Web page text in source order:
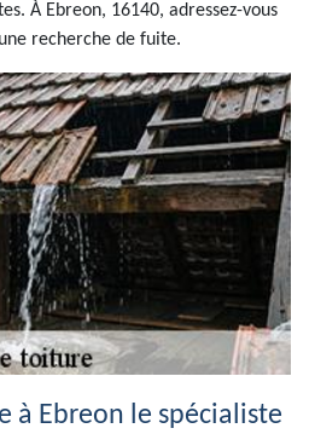
À Ebreon, 16140, adressez-vous
recherche de fuite.
à Ebreon le spécialiste